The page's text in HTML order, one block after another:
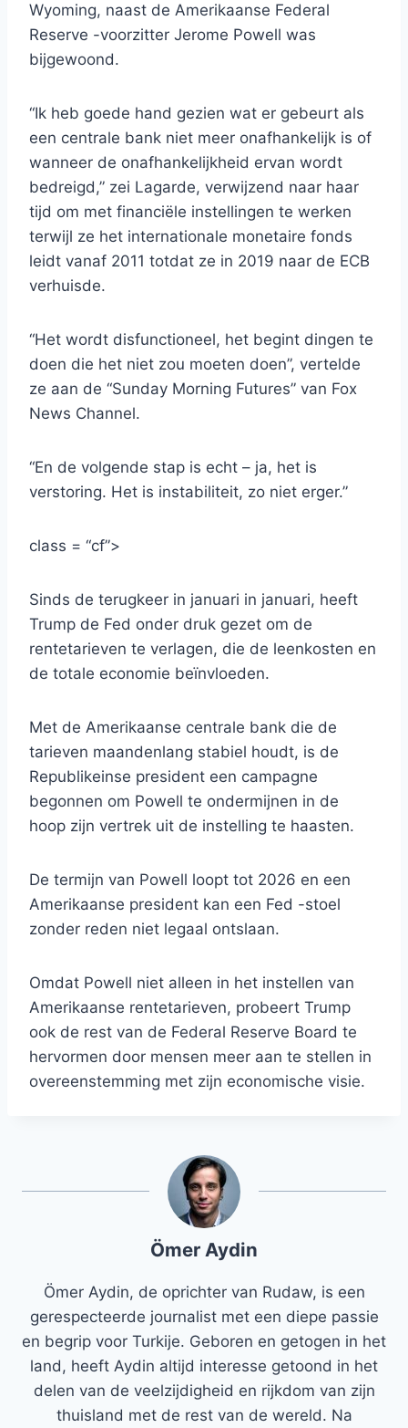
Wyoming, naast de Amerikaanse Federal
Reserve -voorzitter Jerome Powell was
bijgewoond.
“Ik heb goede hand gezien wat er gebeurt als
een centrale bank niet meer onafhankelijk is of
wanneer de onafhankelijkheid ervan wordt
bedreigd,” zei Lagarde, verwijzend naar haar
tijd om met financiële instellingen te werken
terwijl ze het internationale monetaire fonds
leidt vanaf 2011 totdat ze in 2019 naar de ECB
verhuisde.
“Het wordt disfunctioneel, het begint dingen te
doen die het niet zou moeten doen”, vertelde
ze aan de “Sunday Morning Futures” van Fox
News Channel.
“En de volgende stap is echt – ja, het is
verstoring. Het is instabiliteit, zo niet erger.”
class = “cf”>
Sinds de terugkeer in januari in januari, heeft
Trump de Fed onder druk gezet om de
rentetarieven te verlagen, die de leenkosten en
de totale economie beïnvloeden.
Met de Amerikaanse centrale bank die de
tarieven maandenlang stabiel houdt, is de
Republikeinse president een campagne
begonnen om Powell te ondermijnen in de
hoop zijn vertrek uit de instelling te haasten.
De termijn van Powell loopt tot 2026 en een
Amerikaanse president kan een Fed -stoel
zonder reden niet legaal ontslaan.
Omdat Powell niet alleen in het instellen van
Amerikaanse rentetarieven, probeert Trump
ook de rest van de Federal Reserve Board te
hervormen door mensen meer aan te stellen in
overeenstemming met zijn economische visie.
Ömer Aydin
Ömer Aydin, de oprichter van Rudaw, is een
gerespecteerde journalist met een diepe passie
en begrip voor Turkije. Geboren en getogen in het
land, heeft Aydin altijd interesse getoond in het
delen van de veelzijdigheid en rijkdom van zijn
thuisland met de rest van de wereld. Na